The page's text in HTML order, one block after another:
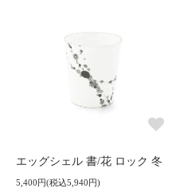
エッグシェル 書/花 ロック 冬
5,400円(税込5,940円)